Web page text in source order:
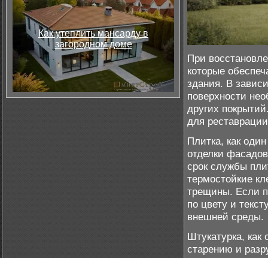
Как утеплить мансарду в
загородном доме
При
которые
здания. В
поверхности
других
для
Плитка, как
отделки
срок службы
термостойкие
трещины. Если
по цвету и
внешней среды.
Штукатурка,
старению и